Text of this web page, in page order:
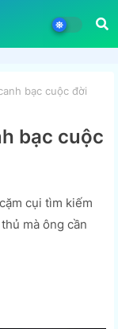
bạc cuộc đời
bạc cuộc
cụi tìm kiếm
mà ông cần